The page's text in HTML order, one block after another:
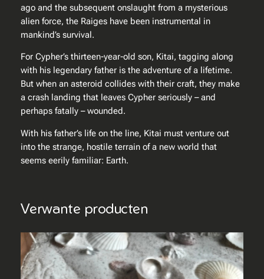
ago and the subsequent onslaught from a mysterious
alien force, the Raiges have been instrumental in
mankind’s survival.
For Cypher’s thirteen-year-old son, Kitai, tagging along
with his legendary father is the adventure of a lifetime.
But when an asteroid collides with their craft, they make
a crash landing that leaves Cypher seriously – and
perhaps fatally – wounded.
With his father’s life on the line, Kitai must venture out
into the strange, hostile terrain of a new world that
seems eerily familiar: Earth.
Verwante producten